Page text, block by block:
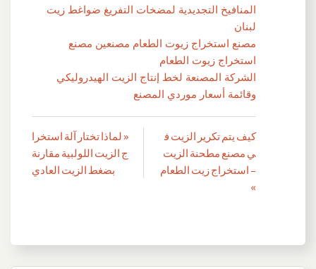
المنافيخ التجديدية لمضخات التفريغ ضواغط زيت
لبنان
مصنع استخراج زيوت الطعام مصنعين مصنع
استخراج زيوت الطعام
الشركة المصنعة لخط إنتاج الزيت الهيدروليكي
وقائمة أسعار موردي المصنع
تصفّح
المقالات
« لماذا تختار آلة استخرا
ج الزيت اللولبية مقارنة
بضغط الزيت العادي
كيف يتم تكرير الزيت ف
ي مصنع مطحنة الزيت
– استخراج زيت الطعام
»